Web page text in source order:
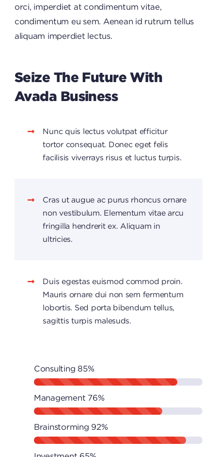
orci, imperdiet at condimentum vitae,
condimentum eu sem. Aenean id rutrum tellus
aliquam imperdiet lectus.
Seize The Future With
Avada Business
Nunc quis lectus volutpat efficitur
tortor consequat. Donec eget felis
facilisis viverrays risus et luctus turpis.
Cras ut augue ac purus rhoncus ornare
non vestibulum. Elementum vitae arcu
fringilla hendrerit ex. Aliquam in
ultricies.
Duis egestas euismod commod proin.
Mauris ornare dui non sem fermentum
lobortis. Sed porta bibendum tellus,
sagittis turpis malesuds.
Consulting 85%
Management 76%
Brainstorming 92%